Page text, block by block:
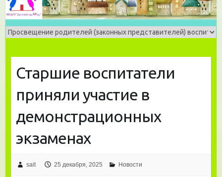
Старшие воспитатели
приняли участие в
демонстрационных
экзаменах
sait 25 декабря, 2025 Новости